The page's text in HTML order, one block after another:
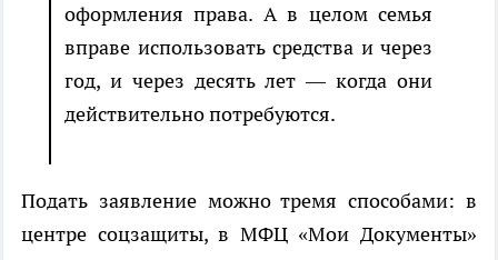
оформления права. А в целом семья
вправе использовать средства и через
год, и через десять лет — когда они
действительно потребуются.
Подать заявление можно тремя способами: в
центре соцзащиты, в МФЦ «Мои Документы»